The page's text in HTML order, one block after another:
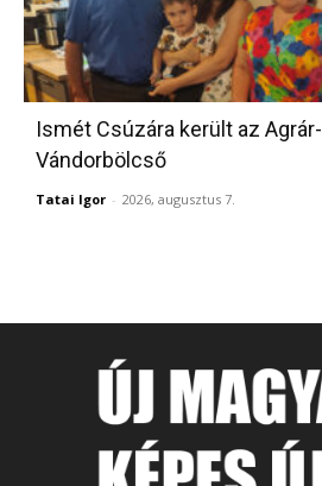
Ismét Csúzára került az Agrár-
Vándorbölcső
Tatai Igor - 2026, augusztus 7.